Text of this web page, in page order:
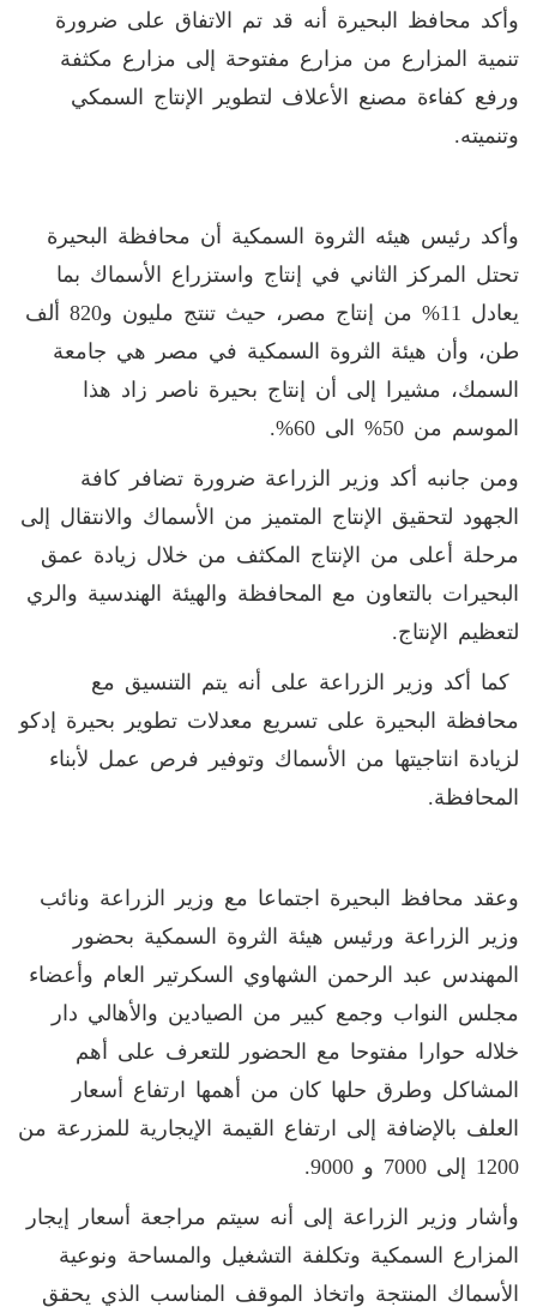
وأكد محافظ البحيرة أنه قد تم الاتفاق على ضرورة
تنمية المزارع من مزارع مفتوحة إلى مزارع مكثفة
ورفع كفاءة مصنع الأعلاف لتطوير الإنتاج السمكي
وتنميته.
وأكد رئيس هيئه الثروة السمكية أن محافظة البحيرة
تحتل المركز الثاني في إنتاج واستزراع الأسماك بما
يعادل 11% من إنتاج مصر، حيث تنتج مليون و820 ألف
طن، وأن هيئة الثروة السمكية في مصر هي جامعة
السمك، مشيرا إلى أن إنتاج بحيرة ناصر زاد هذا
الموسم من 50% الى 60%.
ومن جانبه أكد وزير الزراعة ضرورة تضافر كافة
الجهود لتحقيق الإنتاج المتميز من الأسماك والانتقال إلى
مرحلة أعلى من الإنتاج المكثف من خلال زيادة عمق
البحيرات بالتعاون مع المحافظة والهيئة الهندسية والري
لتعظيم الإنتاج.
كما أكد وزير الزراعة على أنه يتم التنسيق مع
محافظة البحيرة على تسريع معدلات تطوير بحيرة إدكو
لزيادة انتاجيتها من الأسماك وتوفير فرص عمل لأبناء
المحافظة.
وعقد محافظ البحيرة اجتماعا مع وزير الزراعة ونائب
وزير الزراعة ورئيس هيئة الثروة السمكية بحضور
المهندس عبد الرحمن الشهاوي السكرتير العام وأعضاء
مجلس النواب وجمع كبير من الصيادين والأهالي دار
خلاله حوارا مفتوحا مع الحضور للتعرف على أهم
المشاكل وطرق حلها كان من أهمها ارتفاع أسعار
العلف بالإضافة إلى ارتفاع القيمة الإيجارية للمزرعة من
1200 إلى 7000 و 9000.
وأشار وزير الزراعة إلى أنه سيتم مراجعة أسعار إيجار
المزارع السمكية وتكلفة التشغيل والمساحة ونوعية
الأسماك المنتجة واتخاذ الموقف المناسب الذي يحقق